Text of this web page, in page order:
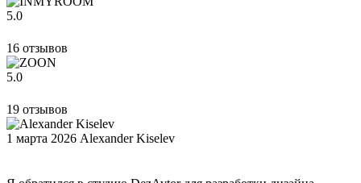
5.0
16 отзывов
5.0
19 отзывов
1 марта 2026 Alexander Kiselev